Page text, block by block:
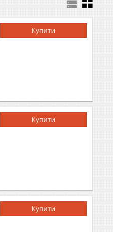
Купити
Купити
Купити